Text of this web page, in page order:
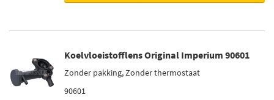
Koelvloeistofflens Original Imperium 90601
Zonder pakking, Zonder thermostaat
90601